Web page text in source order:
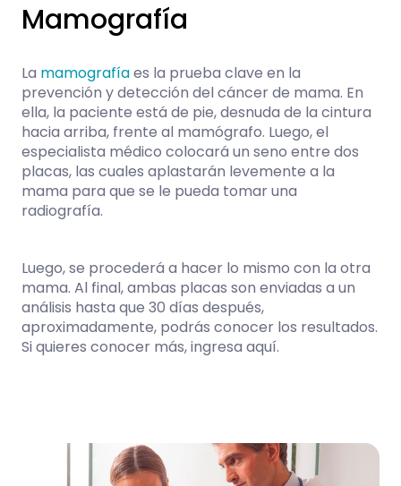
Mamografía
La mamografíaes la prueba clave en la
prevención y detección del cáncer de mama. En
ella, la paciente está de pie, desnuda de la cintura
hacia arriba, frente al mamógrafo. Luego, el
especialista médico colocará un seno entre dos
placas, las cuales aplastarán levemente a la
mama para que se le pueda tomar una
radiografía.
Luego, se procederá a hacer lo mismo con la otra
mama. Al final, ambas placas son enviadas a un
análisis hasta que 30 días después,
aproximadamente, podrás conocer los resultados.
Si quieres conocer más, ingresa aquí.